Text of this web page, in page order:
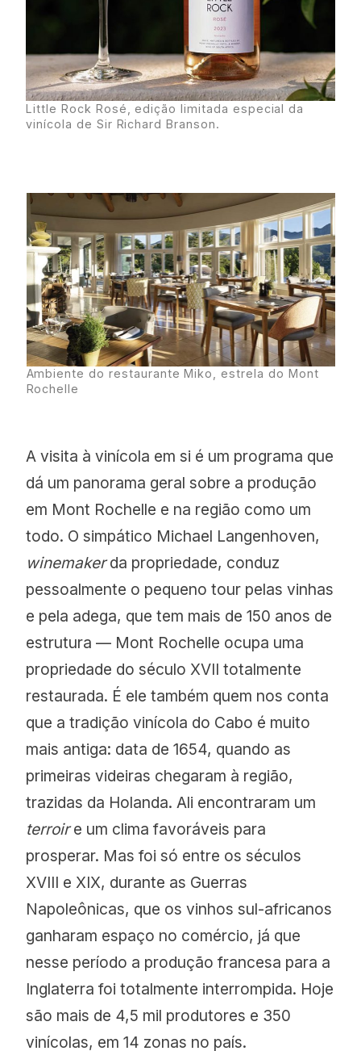
Little Rock Rosé, edição limitada especial da
vinícola de Sir Richard Branson.
Ambiente do restaurante Miko, estrela do Mont
Rochelle
A visita à vinícola em si é um programa que
dá um panorama geral sobre a produção
em Mont Rochelle e na região como um
todo. O simpático Michael Langenhoven,
winemakerda propriedade, conduz
pessoalmente o pequeno tour pelas vinhas
e pela adega, que tem mais de 150 anos de
estrutura — Mont Rochelle ocupa uma
propriedade do século XVII totalmente
restaurada. É ele também quem nos conta
que a tradição vinícola do Cabo é muito
mais antiga: data de 1654, quando as
primeiras videiras chegaram à região,
trazidas da Holanda. Ali encontraram um
terroire um clima favoráveis para
prosperar. Mas foi só entre os séculos
XVIII e XIX, durante as Guerras
Napoleônicas, que os vinhos sul-africanos
ganharam espaço no comércio, já que
nesse período a produção francesa para a
Inglaterra foi totalmente interrompida. Hoje
são mais de 4,5 mil produtores e 350
vinícolas, em 14 zonas no país.